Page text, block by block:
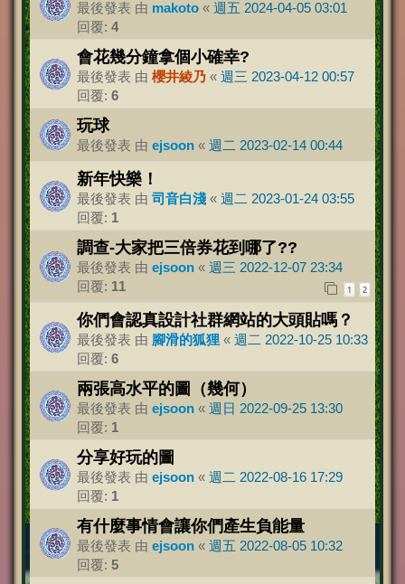
最後發表 由 makoto « 週五 2024-04-05 03:01
回覆: 4
會花幾分鐘拿個小確幸?
最後發表 由 櫻井綾乃 « 週三 2023-04-12 00:57
回覆: 6
玩球
最後發表 由 ejsoon « 週二 2023-02-14 00:44
新年快樂！
最後發表 由 司音白淺 « 週二 2023-01-24 03:55
回覆: 1
調查-大家把三倍券花到哪了??
最後發表 由 ejsoon « 週三 2022-12-07 23:34
回覆: 11 1 2
你們會認真設計社群網站的大頭貼嗎？
最後發表 由 腳滑的狐狸 « 週二 2022-10-25 10:33
回覆: 6
兩張高水平的圖（幾何）
最後發表 由 ejsoon « 週日 2022-09-25 13:30
回覆: 1
分享好玩的圖
最後發表 由 ejsoon « 週二 2022-08-16 17:29
回覆: 1
有什麼事情會讓你們產生負能量
最後發表 由 ejsoon « 週五 2022-08-05 10:32
回覆: 5